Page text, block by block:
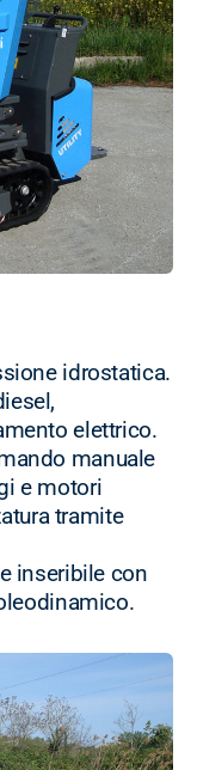
idrostatica.
elettrico.
manuale
e motori
tramite
inseribile con